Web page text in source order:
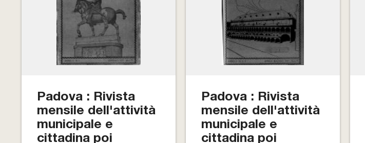
Padova : Rivista
mensile dell'attività
municipale e
cittadina poi
Padova : Rivista
mensile dell'attività
municipale e
cittadina poi